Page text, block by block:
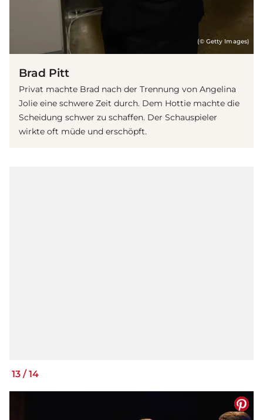
(© Getty Images)
Brad Pitt
Privat machte Brad nach der Trennung von Angelina
Jolie eine schwere Zeit durch. Dem Hottie machte die
Scheidung schwer zu schaffen. Der Schauspieler
wirkte oft müde und erschöpft.
13 /14